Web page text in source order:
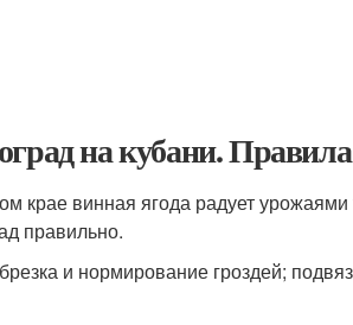
на кубани. Правила
крае винная ягода радует урожаями
правильно.
и нормирование гроздей;